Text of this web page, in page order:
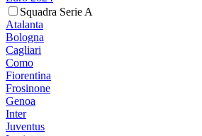
Squadra Serie A
Atalanta
Bologna
Cagliari
Como
Fiorentina
Frosinone
Genoa
Inter
Juventus